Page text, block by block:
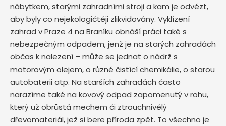
nábytkem, starými zahradními stroji a kam je odvézt,
aby byly co nejekologičtěji zlikvidovány. Vyklízení
zahrad v Praze 4 na Braníku obnáší práci také s
nebezpečným odpadem, jenž je na starých zahradách
občas k nalezení – může se jednat o nádrž s
motorovým olejem, o různé čistící chemikálie, o starou
autobaterii atp. Na starších zahradách často
narazíme také na kovový odpad zapomenutý v rohu,
který už obrůstá mechem či ztrouchnivělý
dřevomateriál, jež si bere příroda zpět. To všechno je